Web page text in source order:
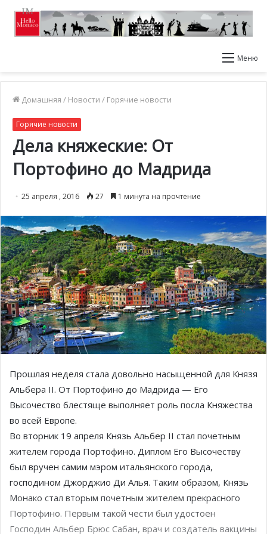
Меню
Домашняя / Новости / Горячие новости
Горячие новости
Дела княжеские: От
Портофино до Мадрида
25 апреля , 2016 27 1 минута на прочтение
Прошлая неделя стала довольно насыщенной для Князя
Альбера II. От Портофино до Мадрида — Его
Высочество блестяще выполняет роль посла Княжества
во всей Европе.
Во вторник 19 апреля Князь Альбер II стал почетным
жителем города Портофино. Диплом Его Высочеству
был вручен самим мэром итальянского города,
господином Джорджио Ди Алья. Таким образом, Князь
Монако стал вторым почетным жителем прекрасного
Портофино. Первым такой чести был удостоен
Господин Альбер Брюс Сабан, врач и создатель вакцины